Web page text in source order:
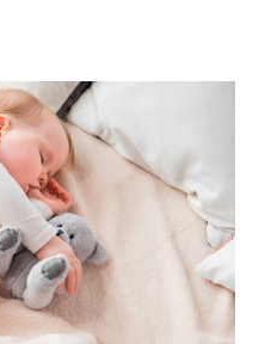
PARA PROFESIONALES
CUPONES
DÓNDE COMPRAR